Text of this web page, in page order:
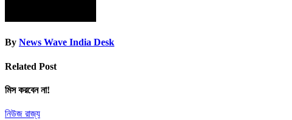
By News Wave India Desk
Related Post
মিস করবেন না!
নিউজ রাজ্য